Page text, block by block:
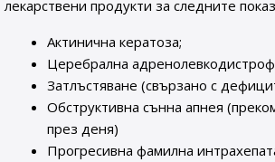
лекарствени продукти за следните
Актинична кератоза;
Церебрална
Затлъстяване (свързано с
Обструктивна сънна апнея
през деня)
Прогресивна фамилна